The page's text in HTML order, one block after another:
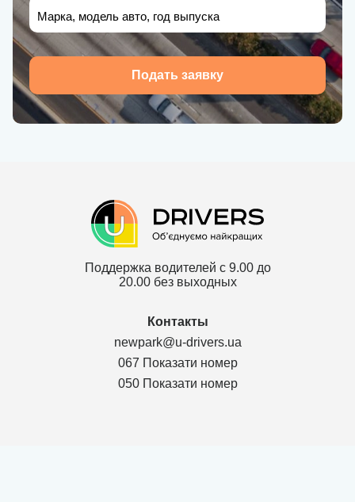
Марка, модель авто, год выпуска
Подать заявку
Поддержка водителей с 9.00 до
20.00 без выходных
Контакты
newpark@u-drivers.ua
067 Показати номер
050 Показати номер